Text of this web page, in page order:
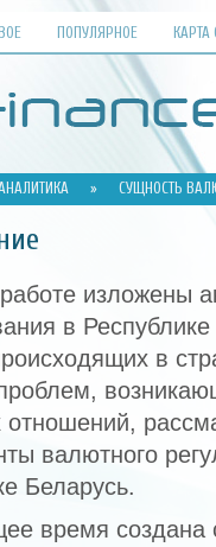
ПОПУЛЯРНОЕ КАРТА
» СУЩНОСТЬ
изложены
в
в
валютного
Беларусь.
время создана